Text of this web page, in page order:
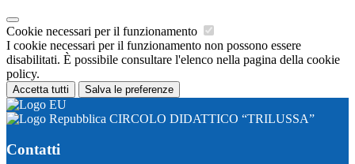
Cookie necessari per il funzionamento
I cookie necessari per il funzionamento non possono essere
disabilitati. È possibile consultare l'elenco nella pagina della cookie
policy.
Accetta tutti Salva le preferenze
CIRCOLO DIDATTICO “TRILUSSA”
Contatti